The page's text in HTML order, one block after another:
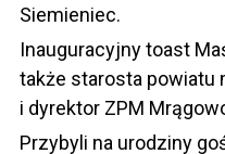
Siemieniec.
Inauguracyjny toast
także starosta powiatu
i dyrektor ZPM
Przybyli na urodziny